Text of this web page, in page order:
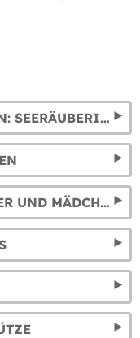
PIRATENKOSTÜME FÜR DAMEN: SEERÄUBERINNEN, KORSARINNEN UND PIRATINNEN VERKLEIDUNGEN
PIRATENKOSTÜME FÜR KINDER UND MÄDCHEN